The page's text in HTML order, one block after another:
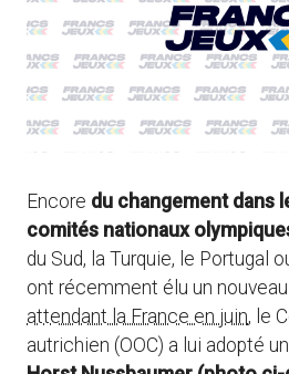
Encore du changement dans
comités nationaux
du Sud, la Turquie, le Portugal
ont récemment élu un
attendant la France en juin, le
autrichien (OOC) a lui adopté